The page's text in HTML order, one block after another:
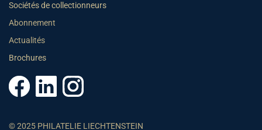
Sociétés de collectionneurs
Abonnement
Actualités
Brochures
© 2025 PHILATELIE LIECHTENSTEIN